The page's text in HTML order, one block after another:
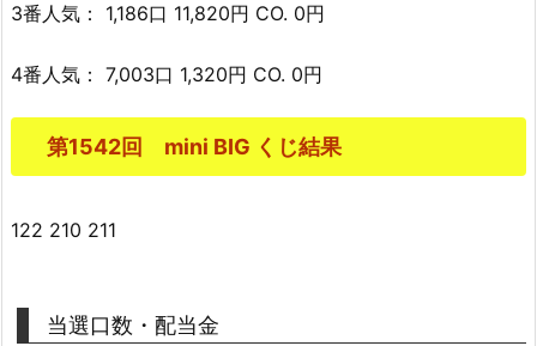
3番人気： 1,186口 11,820円 CO. 0円
4番人気： 7,003口 1,320円 CO. 0円
第1542回 mini BIG くじ結果
122 210 211
当選口数・配当金